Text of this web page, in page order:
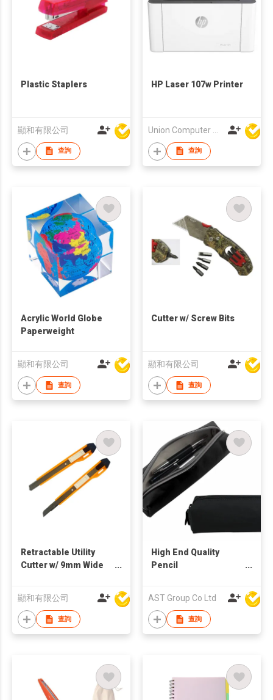
Plastic Staplers
顯和有限公司
查詢
HP Laser 107w Printer
查詢
Acrylic World Globe
Paperweight
顯和有限公司
查詢
Cutter w/ Screw Bits
顯和有限公司
查詢
Retractable Utility
Cutter w/ 9mm Wide
顯和有限公司
查詢
High End Quality
Pencil
AST Group Co Ltd
查詢